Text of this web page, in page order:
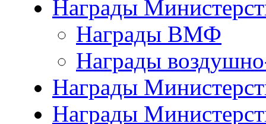
Награды
Награды ВМФ
Награды
Награды
Награды